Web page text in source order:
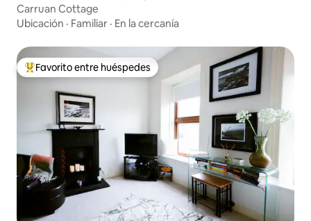
Carruan Cottage
Ubicación · Familiar · En la cercanía
Favorito entre huéspedes preferido
Favorito entre huéspedes